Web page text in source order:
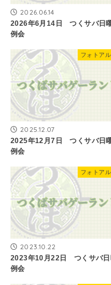
2026.06.14
2026年6月14日 つくサバ日
例会
フォトア
2025.12.07
2025年12月7日 つくサバ日
例会
フォトア
2023.10.22
2023年10月22日 つくサバ日
例会